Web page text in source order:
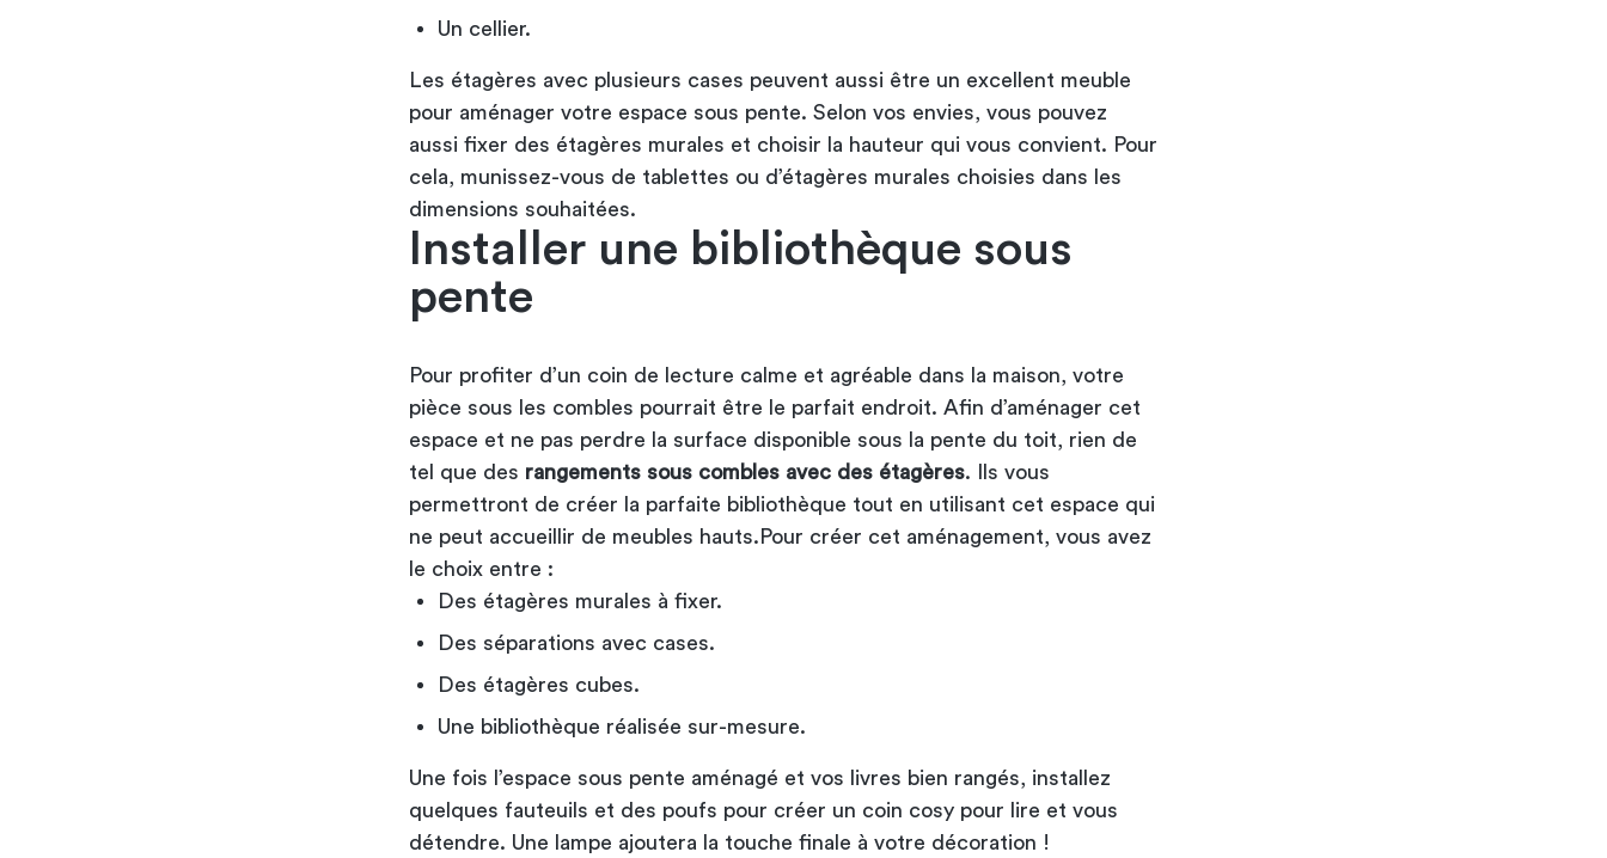
Un cellier.
Les étagères avec plusieurs cases peuvent aussi être un excellent meuble
pour aménager votre espace sous pente. Selon vos envies, vous pouvez
aussi fixer des étagères murales et choisir la hauteur qui vous convient. Pour
cela, munissez-vous de tablettes ou d’étagères murales choisies dans les
dimensions souhaitées.
Installer une bibliothèque sous
pente
Pour profiter d’un coin de lecture calme et agréable dans la maison, votre
pièce sous les combles pourrait être le parfait endroit. Afin d’aménager cet
espace et ne pas perdre la surface disponible sous la pente du toit, rien de
tel que des rangements sous combles avec des étagères. Ils vous
permettront de créer la parfaite bibliothèque tout en utilisant cet espace qui
ne peut accueillir de meubles hauts.Pour créer cet aménagement, vous avez
le choix entre :
Des étagères murales à fixer.
Des séparations avec cases.
Des étagères cubes.
Une bibliothèque réalisée sur-mesure.
Une fois l’espace sous pente aménagé et vos livres bien rangés, installez
quelques fauteuils et des poufs pour créer un coin cosy pour lire et vous
détendre. Une lampe ajoutera la touche finale à votre décoration !